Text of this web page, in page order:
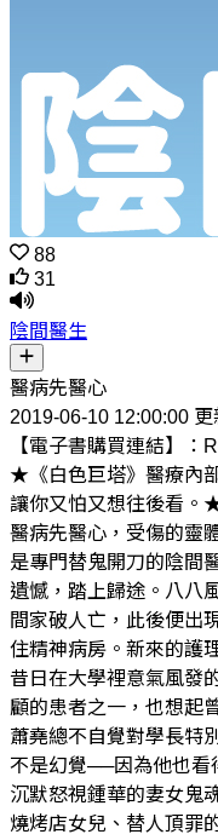
88
31
陰間醫生
醫病先醫心
2019-06-10 12:00:00 更
【電子書購買連結】：
★《白色巨塔》醫療內
讓你又怕又想往後看。
醫病先醫心，受傷的靈
是專門替鬼開刀的陰間
遺憾，踏上歸途。八八
間家破人亡，此後便出
住精神病房。新來的護
昔日在大學裡意氣風發
顧的患者之一，也想起
蕭堯總不自覺對學長特
不是幻覺──因為他也看
沉默怒視鍾華的妻女鬼
燒烤店女兒、替人頂